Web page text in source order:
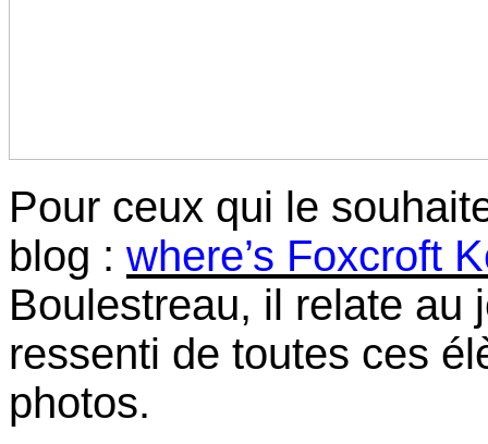
Pour ceux qui le
blog : where’s Foxcroft
Boulestreau, il relate au
ressenti de toutes ces
photos.